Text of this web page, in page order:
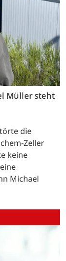
Müller steht
die
Zeller
keine
Michael